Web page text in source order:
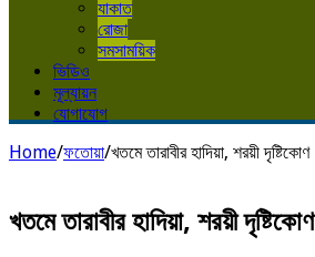
যাকাত
রোজা
সমসাময়িক
ভিডিও
মূল্যায়ন
যোগাযোগ
Home/ফতোয়া/খতমে তারাবীর হাদিয়া, শরয়ী দৃষ্টিকোণ
খতমে তারাবীর হাদিয়া, শরয়ী দৃষ্টিকোণ